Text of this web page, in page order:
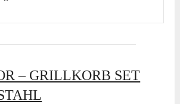
– GRILLKORB SET